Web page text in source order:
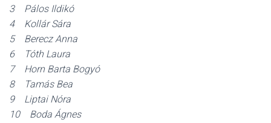
3 Pálos Ildikó
4 Kollár Sára
5 Berecz Anna
6 Tóth Laura
7 Horn Barta Bogyó
8 Tamás Bea
9 Liptai Nóra
10 Boda Ágnes